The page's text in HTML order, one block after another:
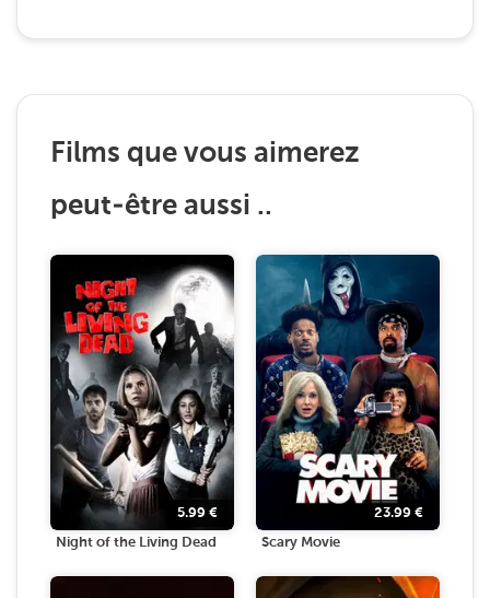
Films que vous aimerez
peut-être aussi ..
5.99 €
Night of the Living Dead
23.99 €
Scary Movie